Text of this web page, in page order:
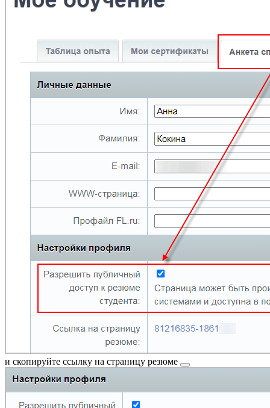
и скопируйте ссылку на страницу резюме